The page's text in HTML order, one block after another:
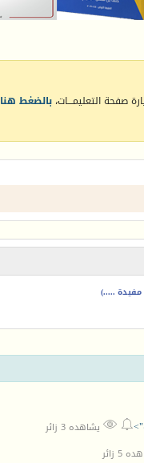
صفحة التعليمـــات، بالضغط هنا
مفيدة .....)

 يشاهده 3 زائر
5 زائر